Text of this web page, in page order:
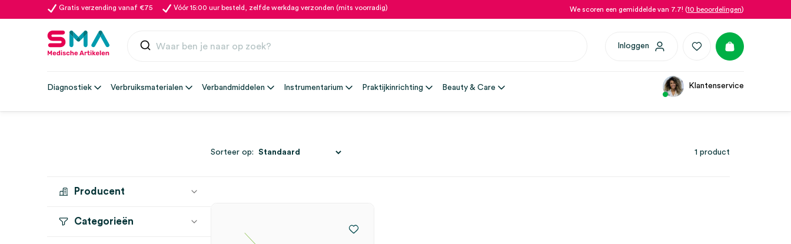
Gratis verzending vanaf €75 Vóór 15:00 uur besteld, zelfde werkdag verzonden (mits voorradig) We scoren een gemiddelde van 7.7! (10 beoordelingen)
Inloggen
Diagnostiek Verbruiksmaterialen Verbandmiddelen Instrumentarium Praktijkinrichting Beauty & Care Klantenservice
Producent
BAILEY (1)
Categorieën
1 product
Sorteer op: